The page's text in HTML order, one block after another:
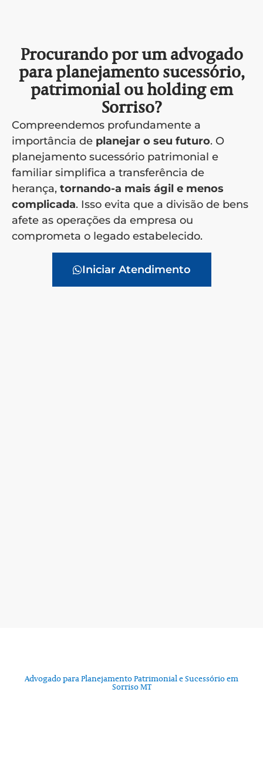
Procurando por um advogado
para planejamento sucessório,
patrimonial ou holding em
Sorriso?
Compreendemos profundamente a
importância de planejar o seu futuro. O
planejamento sucessório patrimonial e
familiar simplifica a transferência de
herança, tornando-a mais ágil e menos
complicada. Isso evita que a divisão de bens
afete as operações da empresa ou
comprometa o legado estabelecido.
Iniciar Atendimento
Advogado para Planejamento Patrimonial e Sucessório em
Sorriso MT